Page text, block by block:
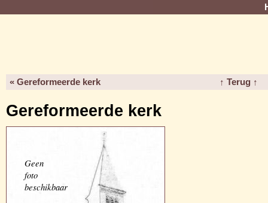
« Gereformeerde kerk ↑ Terug ↑
Gereformeerde kerk
Geen
foto
beschikbaar